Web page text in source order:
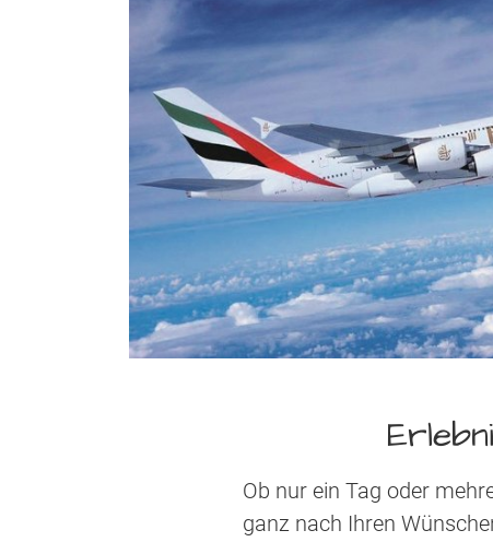
Ob nur ein Tag oder
ganz nach Ihren